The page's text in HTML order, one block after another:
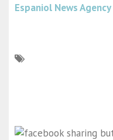
Espaniol News Agency